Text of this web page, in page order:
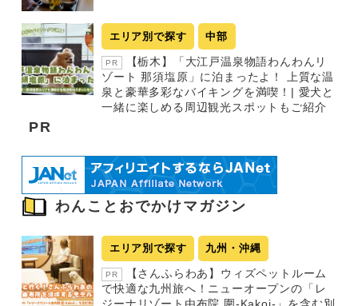
エリア別で探す 中部
PR
【栃木】「大江戸温泉物語わんわんリ
ゾート 那須塩原」に泊まったよ！ 上質な温
泉と豪華多彩なバイキングを満喫！| 愛犬と
一緒に楽しめる周辺観光スポットもご紹介
PR
わんことおでかけマガジン
エリア別で探す 九州・沖縄
PR
【さんふらわあ】ウィズペットルーム
で快適な九州旅へ！ニューオープンの「レ